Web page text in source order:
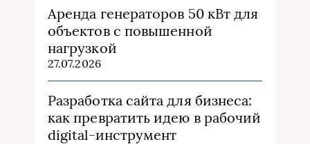
Аренда генераторов 50 кВт для
объектов с повышенной
нагрузкой
27.07.2026
Разработка сайта для бизнеса:
как превратить идею в рабочий
digital-инструмент